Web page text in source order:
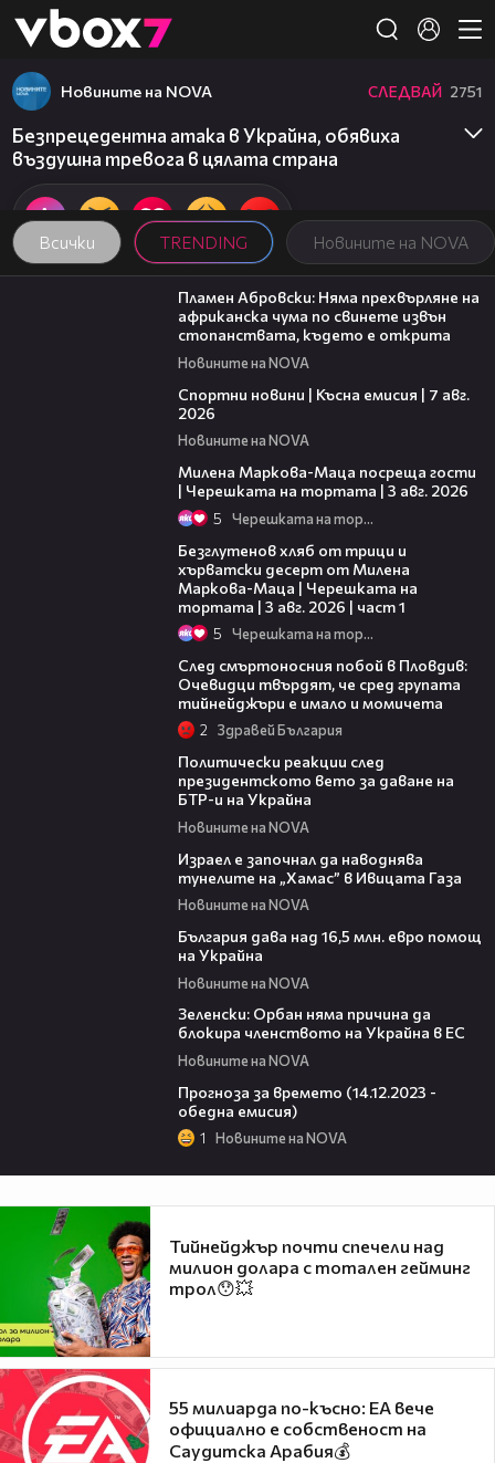
👾
Всички TRENDING Новините на NOVA
Новините на NOVA СЛЕДВАЙ 2751
Безпрецедентна атака в Украйна, обявиха
въздушна тревога в цялата страна
13:17
Пламен Абровски: Няма прехвърляне на
африканска чума по свинете извън
стопанствата, където е открита
Новините на NOVA
Спортни новини | Късна емисия | 7 авг.
2026
Новините на NOVA
Милена Маркова-Маца посреща гости
| Черешката на тортата | 3 авг. 2026
5 Черешката на тортата
Безглутенов хляб от трици и
хърватски десерт от Милена
Маркова-Маца | Черешката на
тортата | 3 авг. 2026 | част 1
5 Черешката на тортата
След смъртоносния побой в Пловдив:
Очевидци твърдят, че сред групата
тийнейджъри е имало и момичета
2 Здравей България
Политически реакции след
президентското вето за даване на
БТР-и на Украйна
Новините на NOVA
Израел е започнал да наводнява
тунелите на „Хамас” в Ивицата Газа
Новините на NOVA
България дава над 16,5 млн. евро помощ
на Украйна
Новините на NOVA
Зеленски: Орбан няма причина да
блокира членството на Украйна в ЕС
Новините на NOVA
Прогноза за времето (14.12.2023 -
обедна емисия)
1 Новините на NOVA
Тийнейджър почти спечели над
милион долара с тотален гейминг
трол😯💥
55 милиарда по-късно: EA вече
официално е собственост на
Саудитска Арабия💰